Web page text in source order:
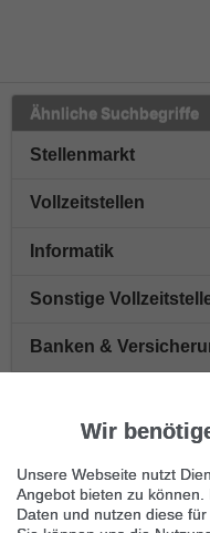
Ähnliche Suchbegriffe
Stellenmarkt
Vollzeitstellen
Informatik
Sonstige
Banken &
Vertrieb & Marketing
Gesundheit
Wir
Unsere Webseite nutzt
Angebot bieten zu
Daten und nutzen diese